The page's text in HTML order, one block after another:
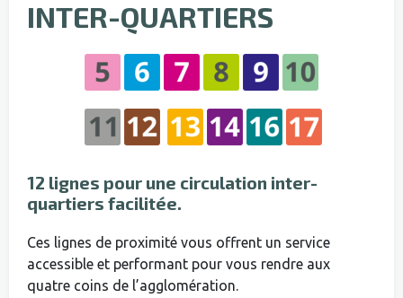
INTER-QUARTIERS
12 lignes pour une circulation inter-
quartiers facilitée.
Ces lignes de proximité vous offrent un service
accessible et performant pour vous rendre aux
quatre coins de l’agglomération.